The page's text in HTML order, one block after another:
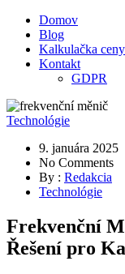
Domov
Blog
Kalkulačka
Kontakt
GDPR
Technológie
9. januára 2025
No Comments
By : Redakcia
Technológie
Frekvenční
Řešení pro